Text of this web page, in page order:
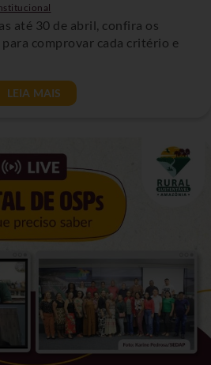
até 30 de abril, confira os
comprovar cada critério e
LEIA MAIS